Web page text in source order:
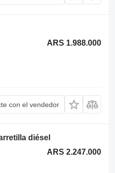
ARS 1.988.000
con el vendedor
diésel
ARS 2.247.000